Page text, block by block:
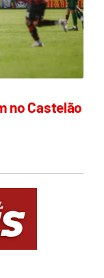
no Castelão